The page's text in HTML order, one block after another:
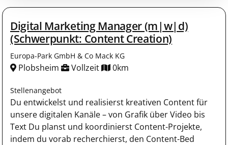
Digital Marketing Manager (m|w|d)
(Schwerpunkt: Content Creation)
Europa-Park GmbH & Co Mack KG
Plobsheim Vollzeit 0km
Stellenangebot
Du entwickelst und realisierst kreativen Content für
unsere digitalen Kanäle – von Grafik über Video bis
Text Du planst und koordinierst Content-Projekte,
indem du vorab recherchierst, den Content-Bed